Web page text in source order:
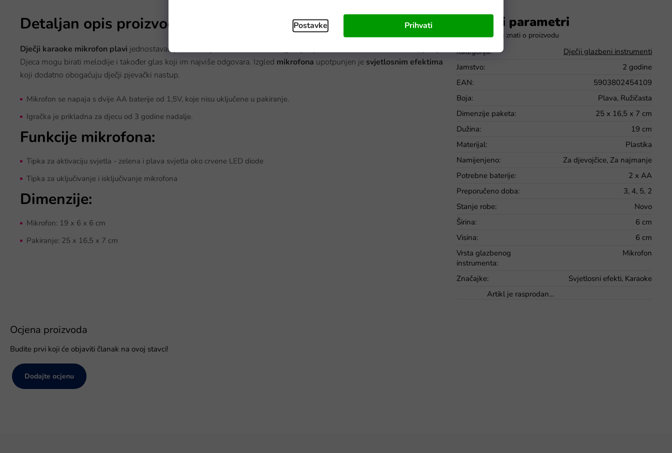
Postavke Prihvati
Detaljan opis proizvoda
Dječji karaoke mikrofon plavi jednostavan je za držanje u rukama, što omogućuje djeci da se slobodno kreću dok pjevaju.
Djeca mogu birati melodije i također glas koji im najviše odgovara. Izgled mikrofona upotpunjen je svjetlosnim efektima
koji dodatno obogaćuju dječji pjevački nastup.
Mikrofon se napaja s dvije AA baterije od 1,5V, koje nisu uključene u pakiranje.
Igračka je prikladna za djecu od 3 godine nadalje.
Funkcije mikrofona:
Tipka za aktivaciju svjetla - zelena i plava svjetla oko crvene LED diode
Tipka za uključivanje i isključivanje mikrofona
Dimenzije:
Mikrofon: 19 x 6 x 6 cm
Pakiranje: 25 x 16,5 x 7 cm
Dodatni parametri
Kategorija:
Dječji glazbeni instrumenti
Jamstvo:
2 godine
EAN:
5903802454109
Boja:
Plava, Ružičasta
Dimenzije paketa:
25 x 16,5 x 7 cm
Dužina:
19 cm
Materijal:
Plastika
Namijenjeno:
Za djevojčice, Za najmanje
Potrebne baterije:
2 x AA
Preporučeno doba:
3, 4, 5, 2
Stanje robe:
Novo
Širina:
6 cm
Visina:
6 cm
Vrsta glazbenog
instrumenta:
Mikrofon
Značajke:
Svjetlosni efekti, Karaoke
Artikl je rasprodan…
Ocjena proizvoda
Budite prvi koji će objaviti članak na ovoj stavci!
Dodajte ocjenu